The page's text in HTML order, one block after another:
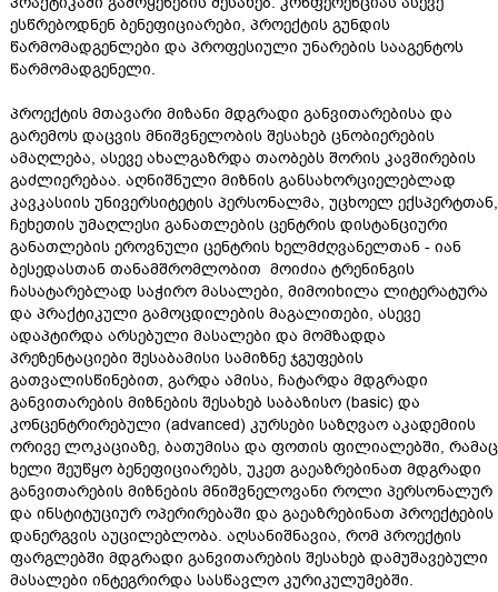
ესწრებოდნენ ბენეფიციარები, პროექტის გუნდის
წარმომადგენლები და პროფესიული უნარების სააგენტოს
წარმომადგენელი.
პროექტის მთავარი მიზანი მდგრადი განვითარებისა და
გარემოს დაცვის მნიშვნელობის შესახებ ცნობიერების
ამაღლება, ასევე ახალგაზრდა თაობებს შორის კავშირების
გაძლიერებაა. აღნიშნული მიზნის განსახორციელებლად
კავკასიის უნივერსიტეტის პერსონალმა, უცხოელ ექსპერტთან,
ჩეხეთის უმაღლესი განათლების ცენტრის დისტანციური
განათლების ეროვნული ცენტრის ხელმძღვანელთან - იან
ბესედასთან თანამშრომლობით მოიძია ტრენინგის
ჩასატარებლად საჭირო მასალები, მიმოიხილა ლიტერატურა
და პრაქტიკული გამოცდილების მაგალითები, ასევე
ადაპტირდა არსებული მასალები და მომზადდა
პრეზენტაციები შესაბამისი სამიზნე ჯგუფების
გათვალისწინებით, გარდა ამისა, ჩატარდა მდგრადი
განვითარების მიზნების შესახებ საბაზისო (basic) და
კონცენტრირებული (advanced) კურსები საზღვაო აკადემიის
ორივე ლოკაციაზე, ბათუმისა და ფოთის ფილიალებში, რამაც
ხელი შეუწყო ბენეფიციარებს, უკეთ გაეაზრებინათ მდგრადი
განვითარების მიზნების მნიშვნელოვანი როლი პერსონალურ
და ინსტიტუციურ ოპერირებაში და გაეაზრებინათ პროექტების
დანერგვის აუცილებლობა. აღსანიშნავია, რომ პროექტის
ფარგლებში მდგრადი განვითარების შესახებ დამუშავებული
მასალები ინტეგრირდა სასწავლო კურიკულუმებში.